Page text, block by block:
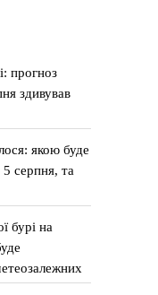
прогноз
здивував
якою буде
5 серпня, та
бурі на